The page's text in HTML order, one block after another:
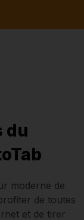
du
moderne de
de toutes
et de tirer